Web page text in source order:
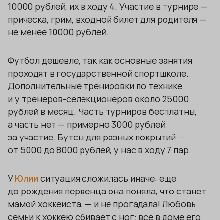
10000 рублей, их в ходу 4. Участие в турнире —
прическа, грим, входной билет для родителя —
не менее 10000 рублей.
Футбол дешевле, так как основные занятия
проходят в государственной спортшколе.
Дополнительные тренировки по технике
и у тренеров-селекционеров около 25000
рублей в месяц. Часть турниров бесплатны,
а часть нет — примерно 3000 рублей
за участие. Бутсы для разных покрытий —
от 5000 до 8000 рублей, у нас в ходу 7 пар.
УЮлии ситуация сложилась иначе: еще
до рождения первенца она поняла, что станет
мамой хоккеиста, — и не прогадала! Любовь
семьи к хоккею сбивает с ног: все в доме его